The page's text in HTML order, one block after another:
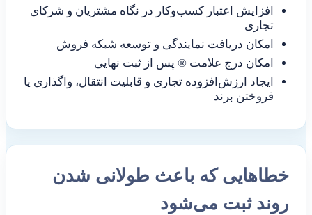
افزایش اعتبار کسب‌وکار در نگاه مشتریان و شرکای
تجاری
امکان دریافت نمایندگی و توسعه شبکه فروش
امکان درج علامت ® پس از ثبت نهایی
ایجاد ارزش‌افزوده تجاری و قابلیت انتقال، واگذاری یا
فروختن برند
خطاهایی که باعث طولانی شدن
روند ثبت می‌شود